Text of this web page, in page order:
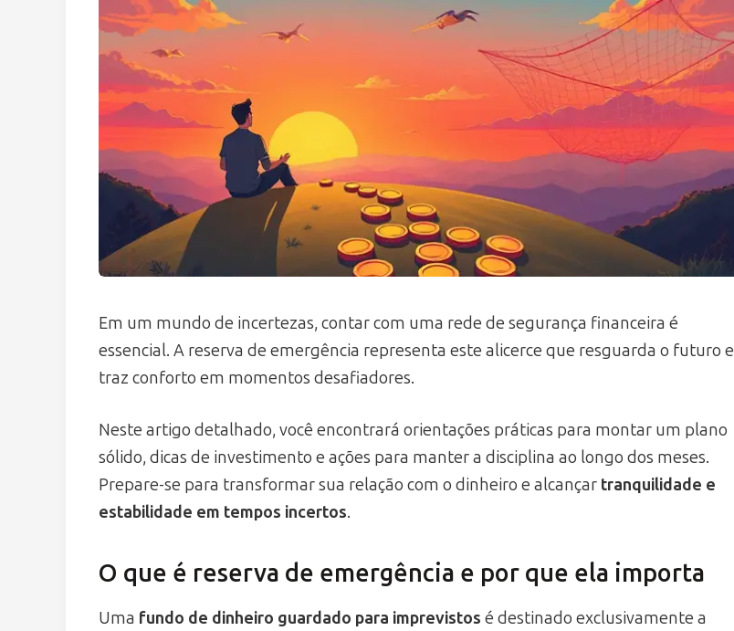
Em um mundo de incertezas, contar com uma rede de segurança financeira é
essencial. A reserva de emergência representa este alicerce que resguarda o futuro e
traz conforto em momentos desafiadores.
Neste artigo detalhado, você encontrará orientações práticas para montar um plano
sólido, dicas de investimento e ações para manter a disciplina ao longo dos meses.
Prepare-se para transformar sua relação com o dinheiro e alcançar tranquilidade e
estabilidade em tempos incertos.
O que é reserva de emergência e por que ela importa
Uma fundo de dinheiro guardado para imprevistos é destinado exclusivamente a